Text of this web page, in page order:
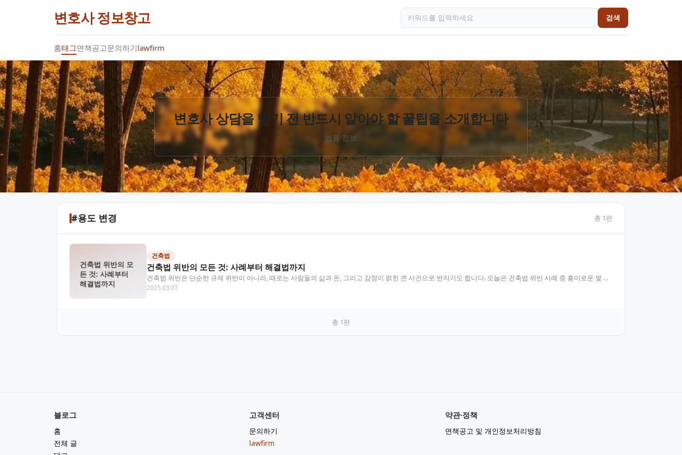
변호사 정보창고 검색
홈태그면책공고문의하기lawfirm
변호사 상담을 받기 전 반드시 알아야 할 꿀팁을 소개합니다
법률 정보
#용도 변경 총 1편
건축법 위반의 모
든 것: 사례부터
해결법까지
건축법
건축법 위반의 모든 것: 사례부터 해결법까지
건축법 위반은 단순한 규제 위반이 아니라, 때로는 사람들의 삶과 돈, 그리고 감정이 얽힌 큰 사건으로 번지기도 합니다. 오늘은 건축법 위반 사례 중 흥미로운 몇 가
지 이야기를 통해…
2025.03.07
총 1편
블로그
홈
전체 글
고객센터
문의하기
lawfirm
약관·정책
면책공고 및 개인정보처리방침